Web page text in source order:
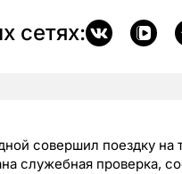
сетях:
совершил поездку на
служебная